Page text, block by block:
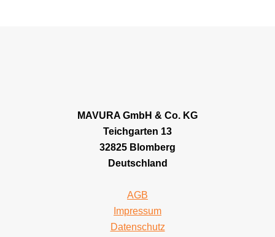
MAVURA GmbH & Co. KG
Teichgarten 13
32825 Blomberg
Deutschland
AGB
Impressum
Datenschutz